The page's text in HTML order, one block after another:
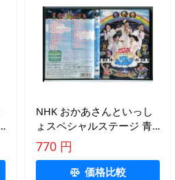
NHK おかあさんといっし
ょスペシャルステージ 青
空ワンダーランド/DVD 中
古 レンタル落ち/c6707
770 円
価格比較